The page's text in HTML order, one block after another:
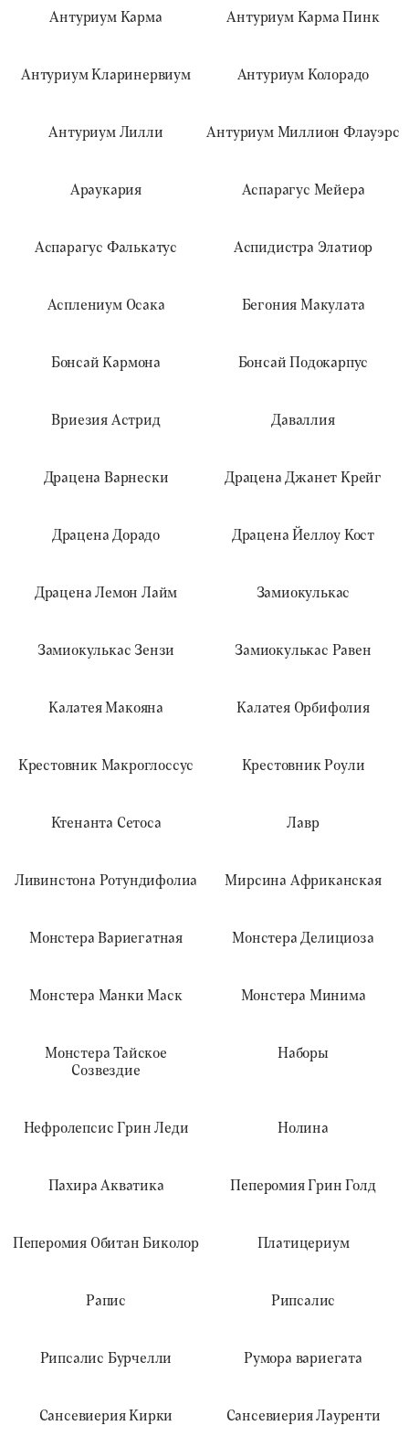
Антуриум Карма Антуриум Карма Пинк
Антуриум Кларинервиум Антуриум Колорадо
Антуриум Лилли Антуриум Миллион Флауэрс
Араукария Аспарагус Мейера
Аспарагус Фалькатус Аспидистра Элатиор
Асплениум Осака Бегония Макулата
Бонсай Кармона Бонсай Подокарпус
Вриезия Астрид Даваллия
Драцена Варнески Драцена Джанет Крейг
Драцена Дорадо Драцена Йеллоу Кост
Драцена Лемон Лайм Замиокулькас
Замиокулькас Зензи Замиокулькас Равен
Калатея Макояна Калатея Орбифолия
Крестовник Макроглоссус Крестовник Роули
Ктенанта Сетоса Лавр
Ливинстона Ротундифолиа Мирсина Африканская
Монстера Вариегатная Монстера Делициоза
Монстера Манки Маск Монстера Минима
Монстера Тайское
Созвездие
Наборы
Нефролепсис Грин Леди Нолина
Пахира Акватика Пеперомия Грин Голд
Пеперомия Обитан Биколор Платицериум
Рапис Рипсалис
Рипсалис Бурчелли Румора вариегата
Сансевиерия Кирки Сансевиерия Лауренти